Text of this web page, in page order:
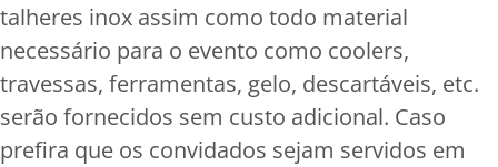
talheres inox assim como todo material
necessário para o evento como coolers,
travessas, ferramentas, gelo, descartáveis, etc.
serão fornecidos sem custo adicional. Caso
prefira que os convidados sejam servidos em